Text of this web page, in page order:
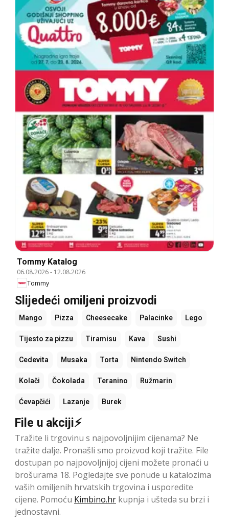
Tommy Katalog
06.08.2026- 12.08.2026
Tommy
Slijedeći omiljeni proizvodi
Mango Pizza Cheesecake Palacinke Lego
Tijesto za pizzu Tiramisu Kava Sushi
Cedevita Musaka Torta Nintendo Switch
Kolači Čokolada Teranino Ružmarin
Ćevapčići Lazanje Burek
File u akciji⚡
Tražite li trgovinu s najpovoljnijim cijenama? Ne
tražite dalje. Pronašli smo proizvod koji tražite. File
dostupan po najpovoljnijoj cijeni možete pronaći u
brošurama 18. Pogledajte sve ponude u katalozima
vaših omiljenih hrvatskih trgovina i usporedite
cijene. Pomoću Kimbino.hr kupnja i ušteda su brzi i
jednostavni.